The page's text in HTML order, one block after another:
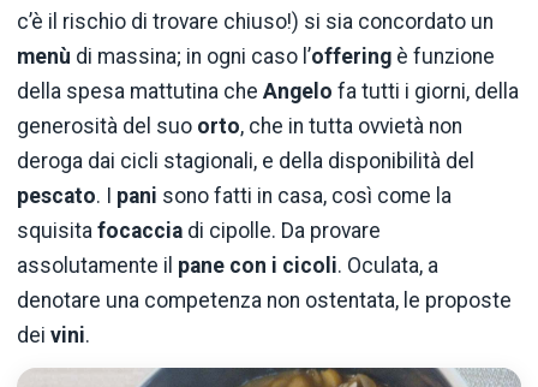
c’è il rischio di trovare chiuso!) si sia concordato un
menù di massina; in ogni caso l’offering è funzione
della spesa mattutina che Angelo fa tutti i giorni, della
generosità del suo orto, che in tutta ovvietà non
deroga dai cicli stagionali, e della disponibilità del
pescato. I pani sono fatti in casa, così come la
squisita focaccia di cipolle. Da provare
assolutamente il pane con i cicoli. Oculata, a
denotare una competenza non ostentata, le proposte
dei vini.